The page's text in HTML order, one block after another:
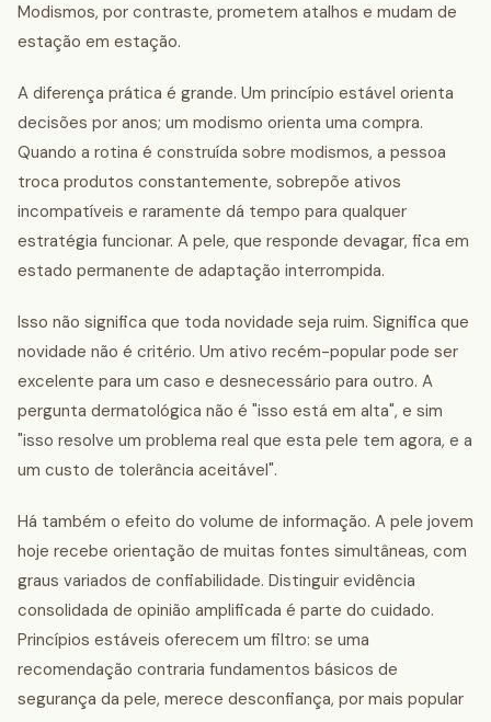
Modismos, por contraste, prometem atalhos e mudam de
estação em estação.
A diferença prática é grande. Um princípio estável orienta
decisões por anos; um modismo orienta uma compra.
Quando a rotina é construída sobre modismos, a pessoa
troca produtos constantemente, sobrepõe ativos
incompatíveis e raramente dá tempo para qualquer
estratégia funcionar. A pele, que responde devagar, fica em
estado permanente de adaptação interrompida.
Isso não significa que toda novidade seja ruim. Significa que
novidade não é critério. Um ativo recém-popular pode ser
excelente para um caso e desnecessário para outro. A
pergunta dermatológica não é "isso está em alta", e sim
"isso resolve um problema real que esta pele tem agora, e a
um custo de tolerância aceitável".
Há também o efeito do volume de informação. A pele jovem
hoje recebe orientação de muitas fontes simultâneas, com
graus variados de confiabilidade. Distinguir evidência
consolidada de opinião amplificada é parte do cuidado.
Princípios estáveis oferecem um filtro: se uma
recomendação contraria fundamentos básicos de
segurança da pele, merece desconfiança, por mais popular